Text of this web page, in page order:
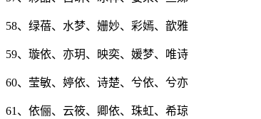
58、绿蓓、水梦、姗妙、彩嫣、歆雅
59、璇依、亦玥、映奕、媛梦、唯诗
60、莹敏、婷依、诗楚、兮依、兮亦
61、依俪、云筱、卿依、珠虹、希琼